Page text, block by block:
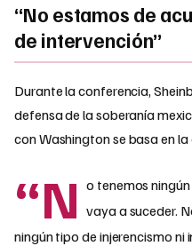
“No estamos de
de intervención”
Durante la conferencia,
defensa de la soberanía
con Washington se basa en
“N o tenemos
vaya a suceder.
ningún tipo de injerencismo ni